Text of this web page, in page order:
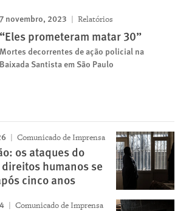
7 novembro, 2023 Relatórios
“Eles prometeram matar 30”
Mortes decorrentes de ação policial na
Baixada Santista em São Paulo
Comunicado de Imprensa
os ataques do
humanos se
cinco anos
Comunicado de Imprensa